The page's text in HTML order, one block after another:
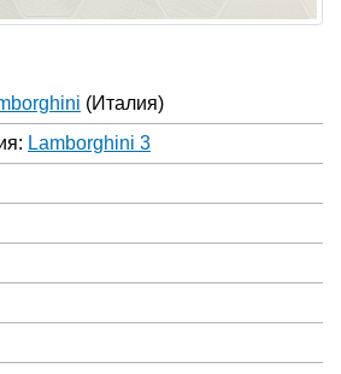
(Италия)
Lamborghini 3